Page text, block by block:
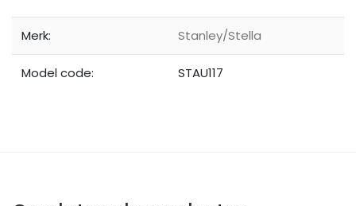
Merk: Stanley/Stella
Model code: STAU117